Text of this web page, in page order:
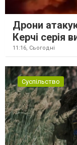
Дрони
Керчі серія
11:16, Сьогодні
Суспільство